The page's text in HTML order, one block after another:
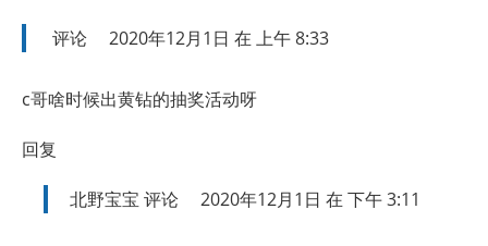
评论 2020年12月1日 在 上午 8:33
c哥啥时候出黄钻的抽奖活动呀
回复
北野宝宝 评论 2020年12月1日 在 下午 3:11